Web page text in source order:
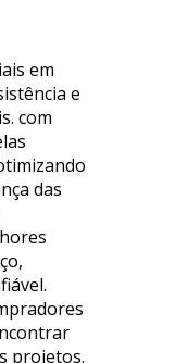
em
e
com
das
projetos.